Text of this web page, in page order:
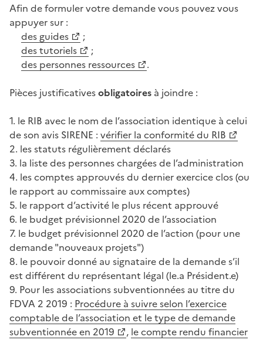
Afin de formuler votre demande vous pouvez vous
appuyer sur :
des guides
;
des tutoriels
;
des personnes ressources
.
Pièces justificativesobligatoires à joindre :
1. le RIB avec le nom de l’association identique à celui
de son avis SIRENE : vérifier la conformité du RIB
2. les statuts régulièrement déclarés
3. la liste des personnes chargées de l’administration
4. les comptes approuvés du dernier exercice clos (ou
le rapport au commissaire aux comptes)
5. le rapport d’activité le plus récent approuvé
6. le budget prévisionnel 2020 de l’association
7. le budget prévisionnel 2020 de l’action (pour une
demande "nouveaux projets")
8. le pouvoir donné au signataire de la demande s’il
est différent du représentant légal (le.a Président.e)
9. Pour les associations subventionnées au titre du
FDVA 2 2019 : Procédure à suivre selon l’exercice
comptable de l’association et le type de demande
subventionnée en 2019
, le compte rendu financier